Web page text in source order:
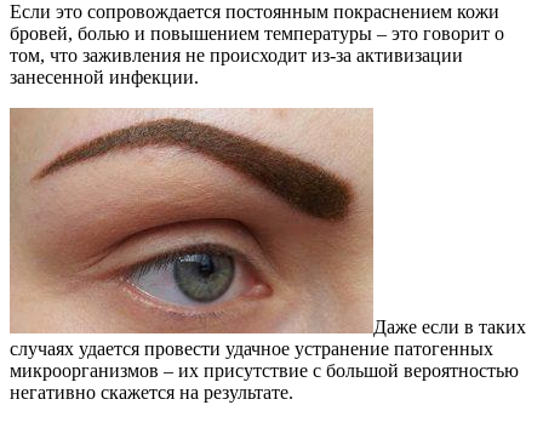
Если это сопровождается постоянным покраснением кожи
бровей, болью и повышением температуры – это говорит о
том, что заживления не происходит из-за активизации
занесенной инфекции.
Даже если в таких
случаях удается провести удачное устранение патогенных
микроорганизмов – их присутствие с большой вероятностью
негативно скажется на результате.